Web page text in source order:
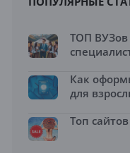
ТОП ВУЗов
Как
для
Топ